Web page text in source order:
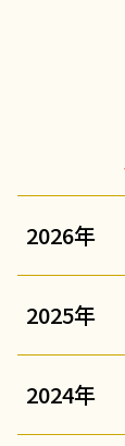
2026年
2025年
2024年